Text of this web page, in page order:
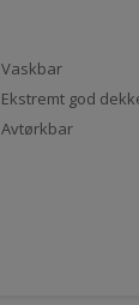
Vaskbar
Ekstremt god
Avtørkbar